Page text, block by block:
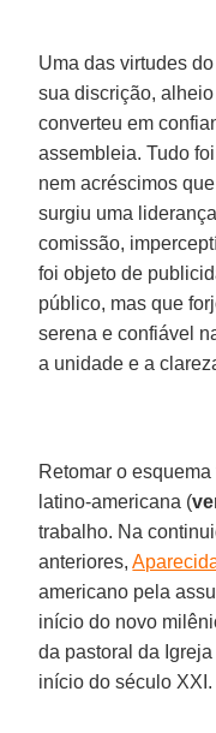
Uma das virtudes
sua discrição,
converteu em
assembleia. Tudo
nem acréscimos
surgiu uma
comissão,
foi objeto de
público, mas que
serena e confiável
a unidade e a
Retomar o
latino-americana (
trabalho. Na
anteriores,
americano pela
início do novo
da pastoral da
início do século XXI.